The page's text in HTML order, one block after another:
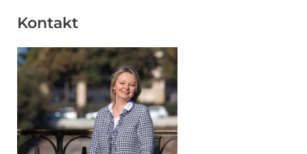
Kontakt